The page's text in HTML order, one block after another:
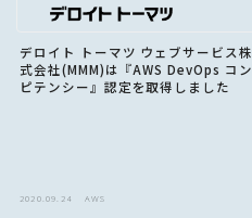
デロイト トーマツ ウェブサービス株
式会社(MMM)は『AWS DevOps コン
ピテンシー』認定を取得しました
2020.09.24 AWS